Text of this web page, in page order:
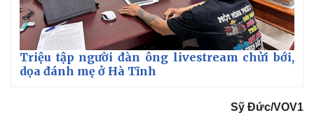
Triệu tập người đàn ông livestream chửi bới,
dọa đánh mẹ ở Hà Tĩnh
Sỹ Đức/VOV1